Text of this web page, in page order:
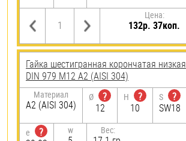
Цена:
132р. 37коп.
Гайка шестигранная корончатая низкая
DIN 979 М12 А2 (AISI 304)
Материал
А2 (AISI 304)
Ø
?
12
H
?
10
S
?
SW18
e
?
w Вес: